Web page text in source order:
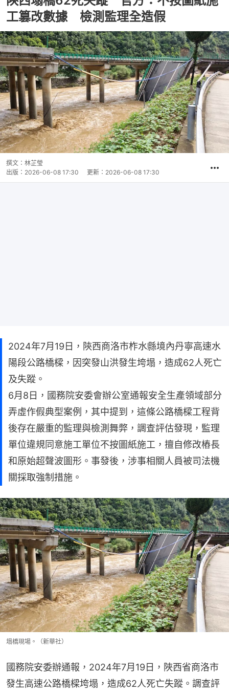
工篡改數據 檢測監理全造假
撰文： 林芷瑩
出版： 2026-06-08 17:30 更新： 2026-06-08 17:30
2024年7月19日，陝西商洛市柞水縣境內丹寧高速水
陽段公路橋樑，因突發山洪發生垮塌，造成62人死亡
及失蹤。
6月8日，國務院安委會辦公室通報安全生產領域部分
弄虛作假典型案例，其中提到，這條公路橋樑工程背
後存在嚴重的監理與檢測舞弊，調查評估發現，監理
單位違規同意施工單位不按圖紙施工，擅自修改樁長
和原始超聲波圖形。事發後，涉事相關人員被司法機
關採取強制措施。
塌橋現場。（新華社）
國務院安委辦通報，2024年7月19日，陜西省商洛市
發生高速公路橋樑垮塌，造成62人死亡失蹤。調查評